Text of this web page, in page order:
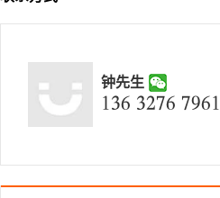
钟先生
𐁭𐁮𐁯 𐁮𐁰𐁱𐁯 𐁱𐁲𐁯𐁭